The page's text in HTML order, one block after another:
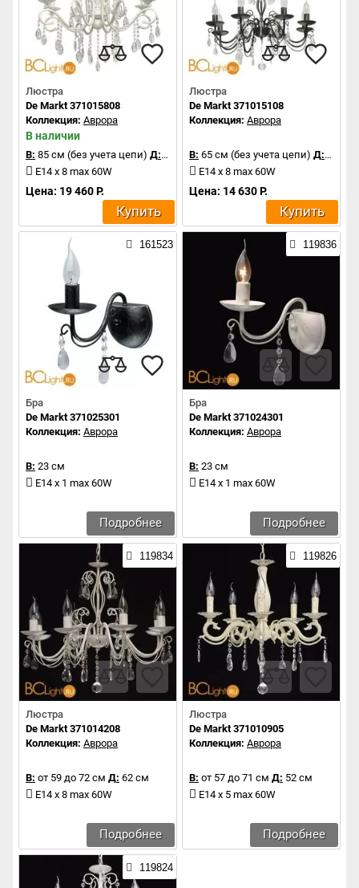
Люстра
De Markt 371015808
Коллекция: Аврора
В наличии
В: 85 см (без учета цепи) Д:70 см
E14 x 8 max 60W
Цена: 19 460 Р.
Купить
Люстра
De Markt 371015108
Коллекция: Аврора
В: 65 см (без учета цепи) Д:62 см
E14 x 8 max 60W
Цена: 14 630 Р.
Купить
161523
Бра
De Markt 371025301
Коллекция: Аврора
В: 23 см
E14 x 1 max 60W
Подробнее
119836
Бра
De Markt 371024301
Коллекция: Аврора
В: 23 см
E14 x 1 max 60W
Подробнее
119834
Люстра
De Markt 371014208
Коллекция: Аврора
В: от 59 до 72 см Д: 62 см
E14 x 8 max 60W
Подробнее
119826
Люстра
De Markt 371010905
Коллекция: Аврора
В: от 57 до 71 см Д: 52 см
E14 x 5 max 60W
Подробнее
119824